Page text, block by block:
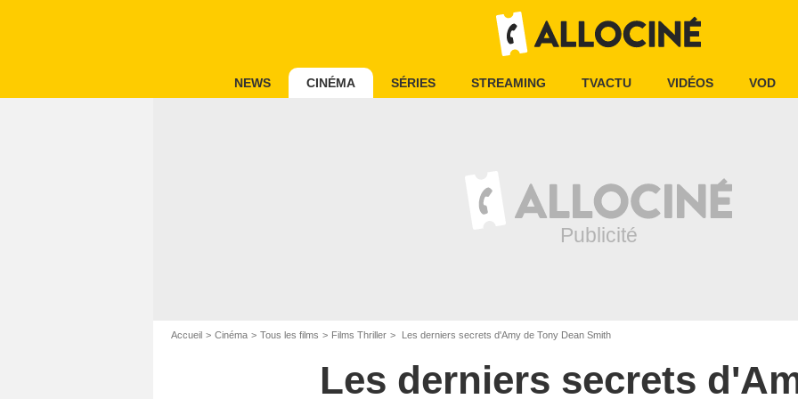
NEWS CINÉMA SÉRIES STREAMING TVACTU VIDÉOS VOD
Accueil Cinéma Tous les films Films Thriller Les derniers secrets d'Amy de Tony Dean Smith
Les derniers secrets